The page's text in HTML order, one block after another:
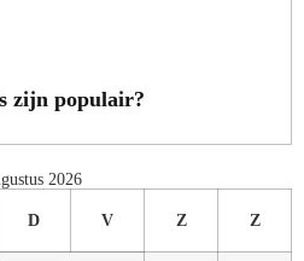
zijn populair?
2026
D V Z Z